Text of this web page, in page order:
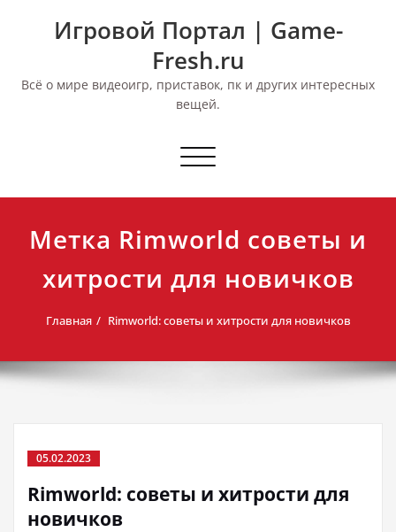
Игровой Портал | Game-
Fresh.ru
Всё о мире видеоигр, приставок, пк и других интересных
вещей.
Переключить
Метка Rimworld советы и
хитрости для новичков
Главная Rimworld: советы и хитрости для новичков
05.02.2023
Rimworld: советы и хитрости для
новичков